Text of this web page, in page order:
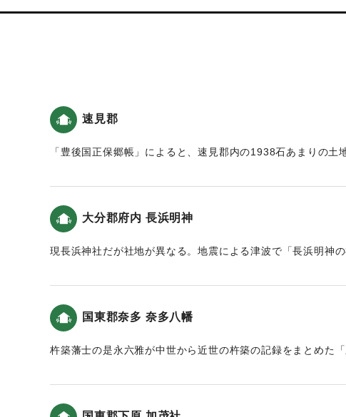
速見郡
「豊後国正保郷帳」によると、速見郡内の1938石あまりの土
大分郡府内 長浜明神
現長浜神社だが社地が異なる。地震による津波で「長浜明神
定されている。
｜固有コード:00028045
国東郡奈多 奈多八幡
杵築藩士の是永六雅が中世から近世の杵築の記録をまとめた
た。」という記述がある（大分の地震と津波）。この地の津
(2012)によると、7〜8ｍ、また松崎他(2016)によると、4〜5